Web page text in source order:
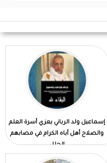
إسماعيل ولد الرباني يعزي أسرة العلم
والصلاح أهل أباه الكرام في مصابهم
الجلل